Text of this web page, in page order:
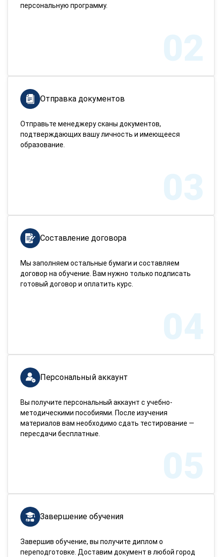
персональную программу.
02
Отправка документов
Отправьте менеджеру сканы документов,
подтверждающих вашу личность и имеющееся
образование.
03
Составление договора
Мы заполняем остальные бумаги и составляем
договор на обучение. Вам нужно только подписать
готовый договор и оплатить курс.
04
Персональный аккаунт
Вы получите персональный аккаунт с учебно-
методическими пособиями. После изучения
материалов вам необходимо сдать тестирование —
пересдачи бесплатные.
05
Завершение обучения
Завершив обучение, вы получите диплом о
переподготовке. Доставим документ в любой город